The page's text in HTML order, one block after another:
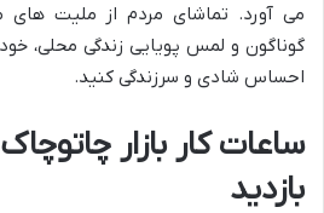
می آورد. تماشای مردم از ملیت
گوناگون و لمس پویایی زندگی محلی،
احساس شادی و سرزندگی کنید.
ساعات کار بازار
بازدید